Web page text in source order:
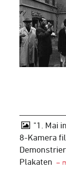
"1. Mai
8-Kamera
Plakaten